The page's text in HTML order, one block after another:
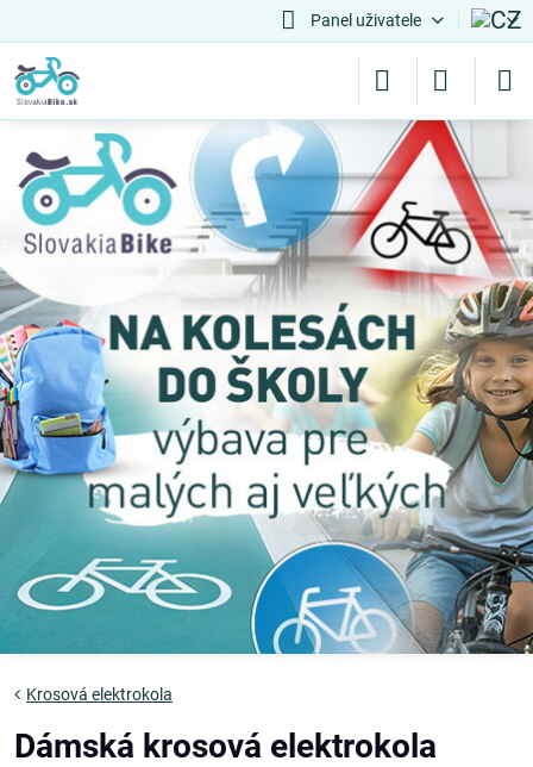
Panel uživatele
Krosová elektrokola
Dámská krosová elektrokola